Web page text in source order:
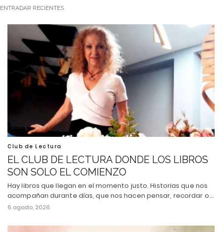
ENTRADAR RECIENTES
Club de Lectura
EL CLUB DE LECTURA DONDE LOS LIBROS
SON SOLO EL COMIENZO
Hay libros que llegan en el momento justo. Historias que nos
acompañan durante días, que nos hacen pensar, recordar o…
6 agosto, 2026